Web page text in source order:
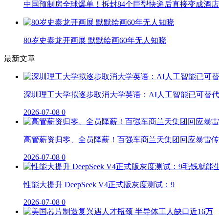
中国预制房全球爆单！拆封84个巨型快递后直接变成酒店
80岁史泰龙开画展 默默绘画60年无人知晓
最新文章
深圳理工大学拟逐步取消大学英语：AI人工智能已可替代
2026-07-08 0
高管薪资归零、全员降薪！百强车商兰天集团回应暴雷
2026-07-08 0
性能大提升 DeepSeek V4正式版灰度测试：9
2026-07-08 0